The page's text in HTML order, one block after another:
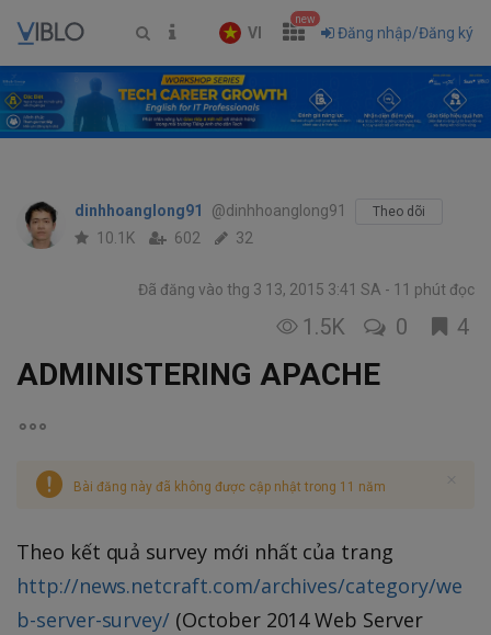
VI
new
Đăng nhập/Đăng ký
dinhhoanglong91 @dinhhoanglong91 Theo dõi
10.1K 602 32
Đã đăng vào thg 3 13, 2015 3:41 SA 11 phút đọc
1.5K 0 4
ADMINISTERING APACHE
Bài đăng này đã không được cập nhật trong 11 năm
Theo kết quả survey mới nhất của trang
http://news.netcraft.com/archives/category/we
b-server-survey/ (October 2014 Web Server